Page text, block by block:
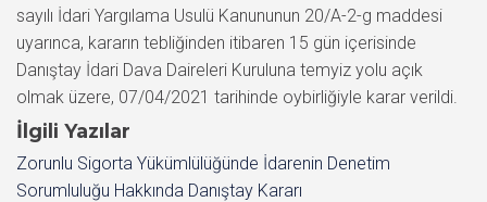
sayılı İdari Yargılama Usulü Kanununun 20/A-2-g maddesi
uyarınca, kararın tebliğinden itibaren 15 gün içerisinde
Danıştay İdari Dava Daireleri Kuruluna temyiz yolu açık
olmak üzere, 07/04/2021 tarihinde oybirliğiyle karar verildi.
İlgili Yazılar
Zorunlu Sigorta Yükümlülüğünde İdarenin Denetim
Sorumluluğu Hakkında Danıştay Kararı